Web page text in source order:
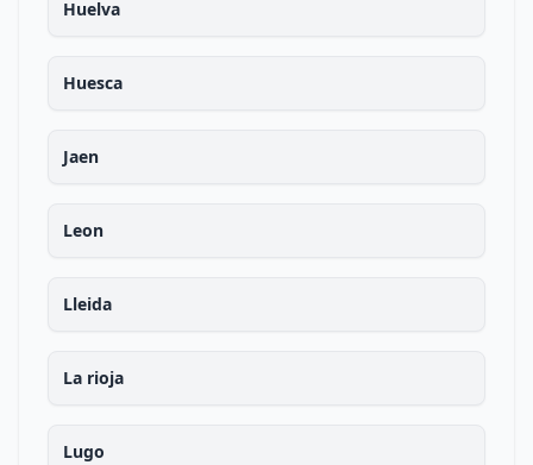
Huelva
Huesca
Jaen
Leon
Lleida
La rioja
Lugo